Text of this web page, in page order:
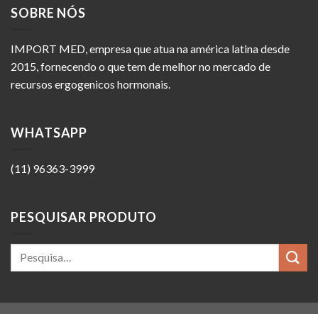
SOBRE NÓS
IMPORT MED, empresa que atua na américa latina desde
2015, fornecendo o que tem de melhor no mercado de
recursos ergogenicos hormonais.
WHATSAPP
(11) 96363-3999
PESQUISAR PRODUTO